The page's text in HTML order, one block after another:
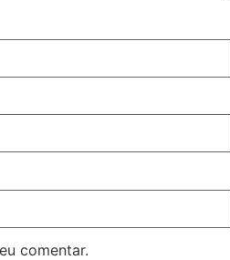
comentar.